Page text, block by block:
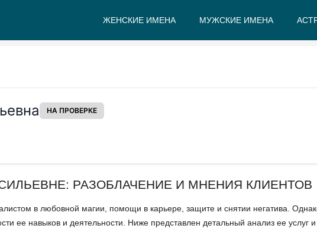
ЖЕНСКИЕ ИМЕНА МУЖСКИЕ ИМЕНА
НА ПРОВЕРКЕ
РАЗОБЛАЧЕНИЕ И МНЕНИЯ КЛИЕНТОВ
в любовной магии, помощи в карьере, защите и снятии негатива.
ее навыков и деятельности. Ниже представлен детальный анализ ее услуг